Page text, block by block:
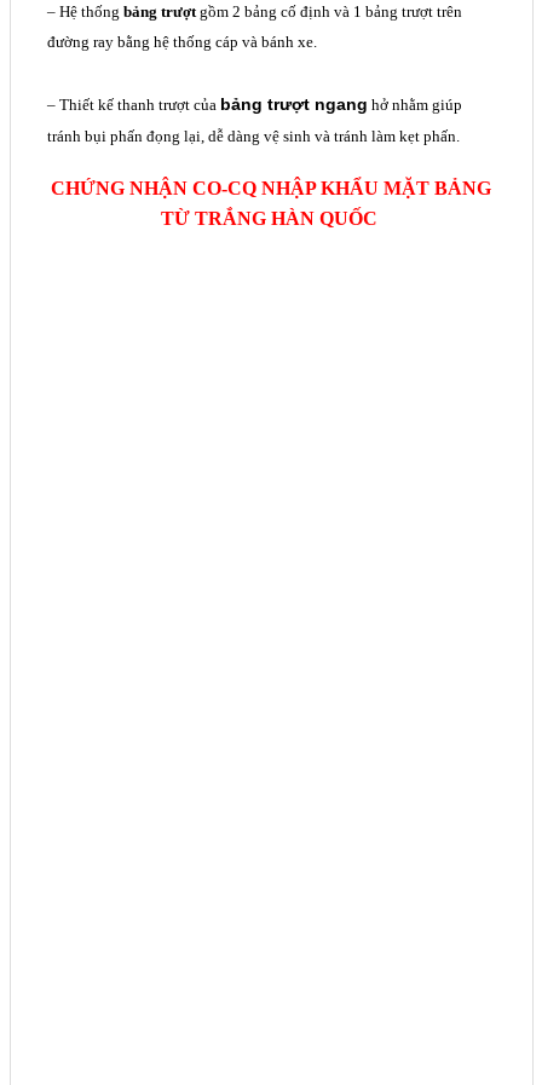
– Hệ thống bảng trượt gồm 2 bảng cố định và 1 bảng trượt trên
đường ray bằng hệ thống cáp và bánh xe.
– Thiết kế thanh trượt của bảng trượt ngang hở nhằm giúp
tránh bụi phấn đọng lại, dễ dàng vệ sinh và tránh làm kẹt phấn.
CHỨNG NHẬN CO-CQ NHẬP KHẨU MẶT BẢNG
TỪ TRẮNG HÀN QUỐC